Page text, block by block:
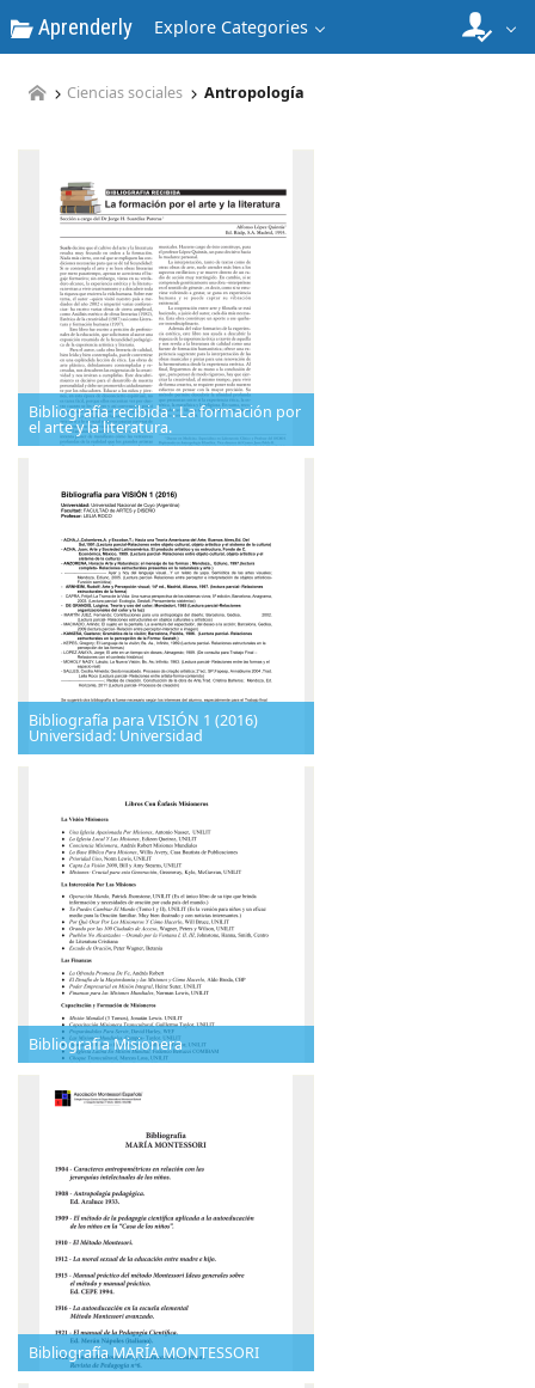
Aprenderly Explore Categories
Ciencias sociales Antropología
Bibliografía recibida : La formación por
el arte y la literatura.
Bibliografía para VISIÓN 1 (2016)
Universidad: Universidad
Bibliografia Misionera
Bibliografía MARÍA MONTESSORI